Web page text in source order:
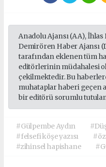
Anadolu Ajansı (AA), İhlas
Demirören Haber Ajansı
tarafından eklenen tüm
editörlerinin müdahalesi
çekilmektedir. Bu
muhataplar haberi geçen
bir editörü sorumlu
#Gülpembe Aydın
#felsefi köşe yazısı
#zihinsel hapishane